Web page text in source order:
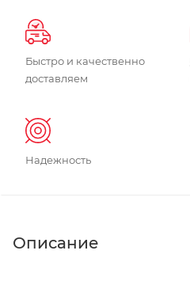
Быстро и качественно
доставляем
Надежность
Описание